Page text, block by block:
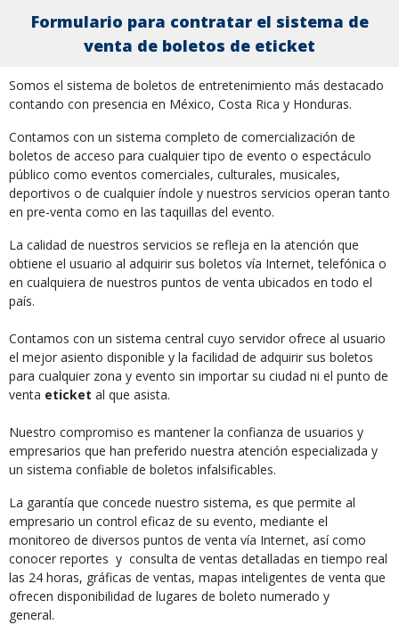
Formulario para contratar el sistema de
venta de boletos de eticket
Somos el sistema de boletos de entretenimiento más destacado
contando con presencia en México, Costa Rica y Honduras.
Contamos con un sistema completo de comercialización de
boletos de acceso para cualquier tipo de evento o espectáculo
público como eventos comerciales, culturales, musicales,
deportivos o de cualquier índole y nuestros servicios operan tanto
en pre-venta como en las taquillas del evento.
La calidad de nuestros servicios se refleja en la atención que
obtiene el usuario al adquirir sus boletos vía Internet, telefónica o
en cualquiera de nuestros puntos de venta ubicados en todo el
país.
Contamos con un sistema central cuyo servidor ofrece al usuario
el mejor asiento disponible y la facilidad de adquirir sus boletos
para cualquier zona y evento sin importar su ciudad ni el punto de
venta eticket al que asista.
Nuestro compromiso es mantener la confianza de usuarios y
empresarios que han preferido nuestra atención especializada y
un sistema confiable de boletos infalsificables.
La garantía que concede nuestro sistema, es que permite al
empresario un control eficaz de su evento, mediante el
monitoreo de diversos puntos de venta vía Internet, así como
conocer reportes y consulta de ventas detalladas en tiempo real
las 24 horas, gráficas de ventas, mapas inteligentes de venta que
ofrecen disponibilidad de lugares de boleto numerado y
general.